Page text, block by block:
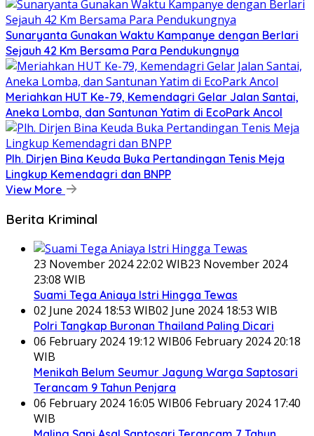
Sunaryanta Gunakan Waktu Kampanye dengan Berlari
Sejauh 42 Km Bersama Para Pendukungnya
Meriahkan HUT Ke-79, Kemendagri Gelar Jalan Santai,
Aneka Lomba, dan Santunan Yatim di EcoPark Ancol
Plh. Dirjen Bina Keuda Buka Pertandingan Tenis Meja
Lingkup Kemendagri dan BNPP
View More
Berita Kriminal
23 November 2024 22:02 WIB23 November 2024
23:08 WIB
Suami Tega Aniaya Istri Hingga Tewas
02 June 2024 18:53 WIB02 June 2024 18:53 WIB
Polri Tangkap Buronan Thailand Paling Dicari
06 February 2024 19:12 WIB06 February 2024 20:18
WIB
Menikah Belum Seumur Jagung Warga Saptosari
Terancam 9 Tahun Penjara
06 February 2024 16:05 WIB06 February 2024 17:40
WIB